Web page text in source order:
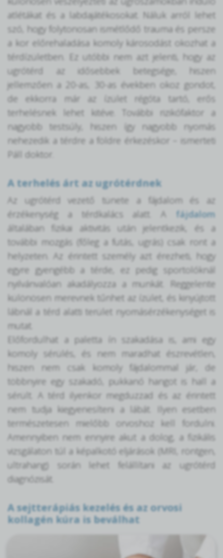
atlétákat és a labdajátékosokat. Náluk arról lehet
szó, hogy folytonosan ismétlődő trauma és persze
a kor előrehaladása komoly károsodást okozhat a
térdízületben. Ez utóbbi nem azt jelenti, hogy az
ugrótérd az idősebbek betegsége, hiszen
jellemzően a 20-as, 30-as években okoz gondot,
de ekkorra már az ízület régóta tartó, erős
terhelésnek lehet kitéve. További rizikófaktor a
nagyobb testsúly, hiszen így nagyobb nyomás
nehezedik a térdre a földre érkezéskor – ismerteti
Páll doktor.
A terhelés árt az ugrótérdnek
Az ugrótérd vezető tünete a fájdalom és az
érzékenység a térdkalács alatt. A fájdalom
általában fizikai aktivitás után jelentkezik, és a
további mozgás (főleg a futás, ugrás) csak ront a
helyzeten. Az érintett személy azt érezheti, hogy
egyre gyengébb a térde, ez pedig sportolóknál
nyilvánvalóan akadályozza a munkát. Reggelente
különösen merevnek tűnhet az ízület, és kinyújtott
lábnál a térd alatti terület nyomásérzékenységet is
mutat.
Előfordulhat a paletta ín szakadása is, ami egy
komoly sérülés, és nem maradhat észrevétlen,
hiszen nem csak komoly fájdalommal jár, de
többnyire egy szakadó, pukkanó hangot is hall a
sérült. A térd ilyenkor megduzzad és az érintett
nem tudja kiegyenesíteni a lábát. Ilyen esetben
természetesen mielőbb orvoshoz kell fordulni.
Amennyiben nem ennyire akut a dolog, a fizikális
vizsgálaton túl a képalkotó eljárások (MRI, röntgen,
ultrahang) során lehet felállítani az ugrótérd
diagnózisát.
A sejtterápiás kezelés és az orvosi
kollagén kúra is beválhat